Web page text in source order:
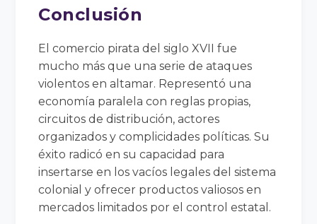
Conclusión
El comercio pirata del siglo XVII fue
mucho más que una serie de ataques
violentos en altamar. Representó una
economía paralela con reglas propias,
circuitos de distribución, actores
organizados y complicidades políticas. Su
éxito radicó en su capacidad para
insertarse en los vacíos legales del sistema
colonial y ofrecer productos valiosos en
mercados limitados por el control estatal.